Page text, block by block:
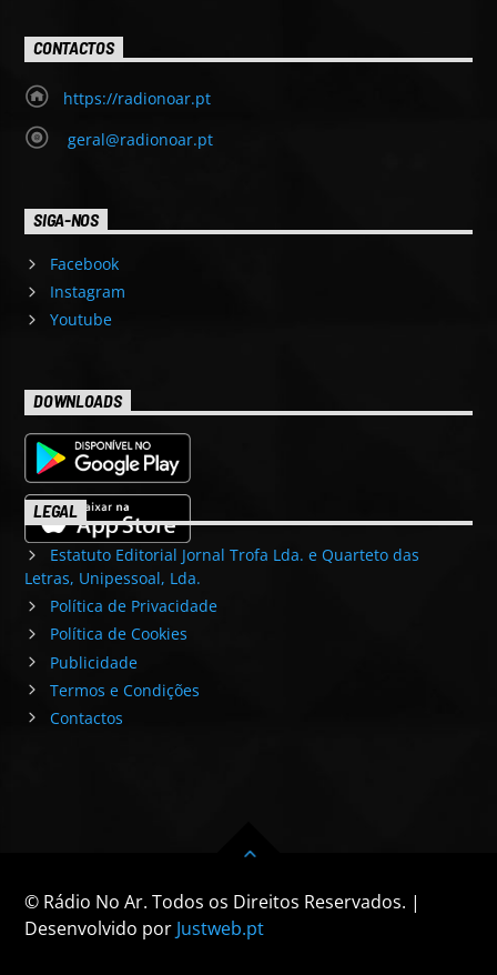
CONTACTOS
https://radionoar.pt
geral@radionoar.pt
SIGA-NOS
Facebook
Instagram
Youtube
DOWNLOADS
LEGAL
Estatuto Editorial Jornal Trofa Lda. e Quarteto das
Letras, Unipessoal, Lda.
Política de Privacidade
Política de Cookies
Publicidade
Termos e Condições
Contactos
© Rádio No Ar. Todos os Direitos Reservados. |
Desenvolvido por Justweb.pt